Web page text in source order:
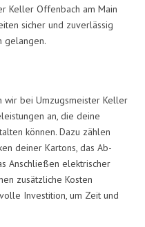
Keller Offenbach am Main
sicher und zuverlässig
gelangen.
bei Umzugsmeister Keller
an, die deine
können. Dazu zählen
deiner Kartons, das Ab-
Anschließen elektrischer
zusätzliche Kosten
Investition, um Zeit und